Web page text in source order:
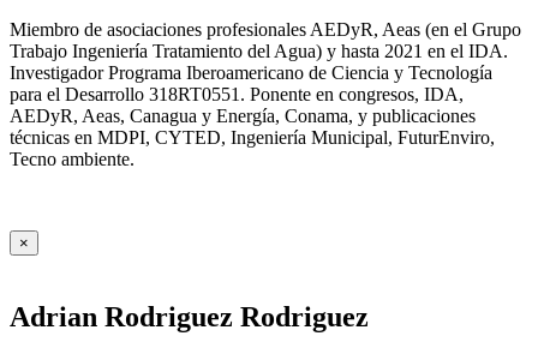
Miembro de asociaciones profesionales AEDyR, Aeas (en el Grupo
Trabajo Ingeniería Tratamiento del Agua) y hasta 2021 en el IDA.
Investigador Programa Iberoamericano de Ciencia y Tecnología
para el Desarrollo 318RT0551. Ponente en congresos, IDA,
AEDyR, Aeas, Canagua y Energía, Conama, y publicaciones
técnicas en MDPI, CYTED, Ingeniería Municipal, FuturEnviro,
Tecno ambiente.
×
Adrian Rodriguez Rodriguez